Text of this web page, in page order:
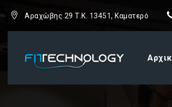
Αραχώβης 29 Τ.Κ. 13451, Καματερό